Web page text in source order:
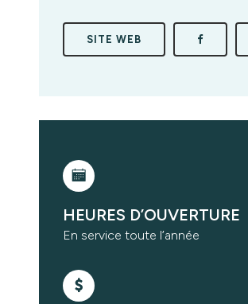
SITE WEB
HEURES D’OUVERTURE
En service toute l’année